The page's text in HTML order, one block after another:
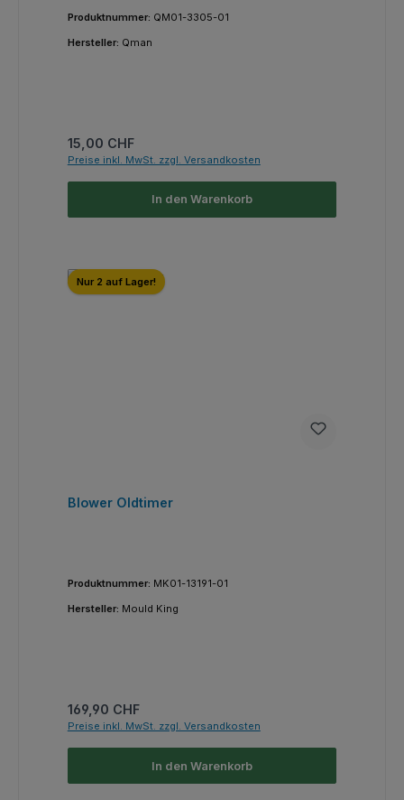
Produktnummer: QM01-3305-01
Hersteller: Qman
Regulärer Preis:
15,00 CHF
Preise inkl. MwSt. zzgl. Versandkosten
In den Warenkorb
Nur 2 auf Lager!
Blower Oldtimer
Produktnummer: MK01-13191-01
Hersteller: Mould King
Regulärer Preis:
169,90 CHF
Preise inkl. MwSt. zzgl. Versandkosten
In den Warenkorb